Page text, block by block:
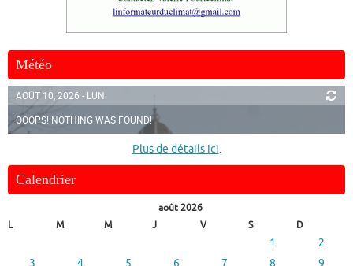
Météo
AOÛT 10, 2026 - LUN.
OOOPS! NOTHING WAS FOUND!
Plus de détails ici.
Calendrier
août 2026
L
M M J V S D
1
2
3
4 5 6 7 8
9